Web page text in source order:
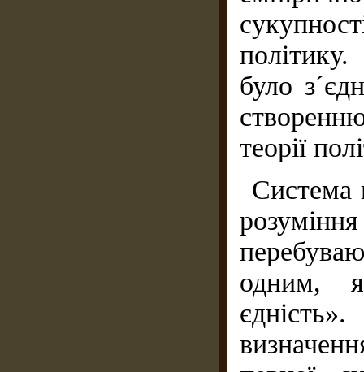
політику.
було
теорії
Система
одним,